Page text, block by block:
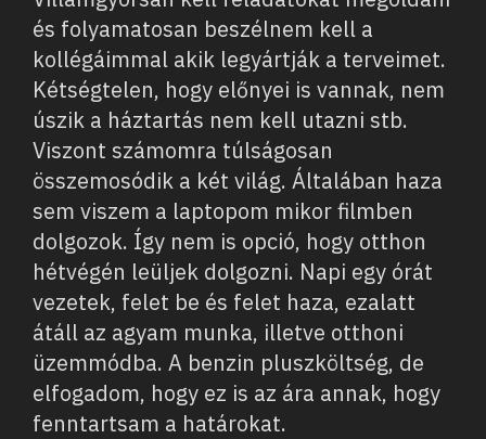
és folyamatosan beszélnem kell a
kollégáimmal akik legyártják a terveimet.
Kétségtelen, hogy előnyei is vannak, nem
úszik a háztartás nem kell utazni stb.
Viszont számomra túlságosan
összemosódik a két világ. Általában haza
sem viszem a laptopom mikor filmben
dolgozok. Így nem is opció, hogy otthon
hétvégén leüljek dolgozni. Napi egy órát
vezetek, felet be és felet haza, ezalatt
átáll az agyam munka, illetve otthoni
üzemmódba. A benzin pluszköltség, de
elfogadom, hogy ez is az ára annak, hogy
fenntartsam a határokat.